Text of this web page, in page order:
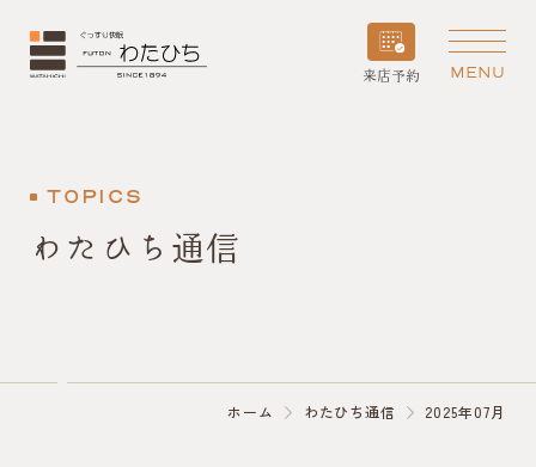
来店予約 MENU
TOPICS
わたひち通信
ホーム わたひち通信 2025年07月